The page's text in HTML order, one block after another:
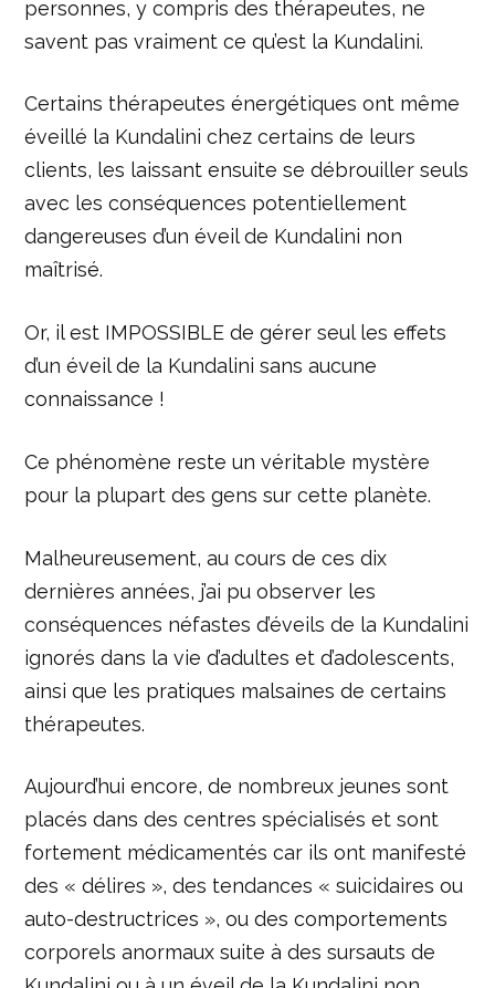
personnes, y compris des thérapeutes, ne
savent pas vraiment ce qu’est la Kundalini.
Certains thérapeutes énergétiques ont même
éveillé la Kundalini chez certains de leurs
clients, les laissant ensuite se débrouiller seuls
avec les conséquences potentiellement
dangereuses d’un éveil de Kundalini non
maîtrisé.
Or, il est IMPOSSIBLE de gérer seul les effets
d’un éveil de la Kundalini sans aucune
connaissance !
Ce phénomène reste un véritable mystère
pour la plupart des gens sur cette planète.
Malheureusement, au cours de ces dix
dernières années, j’ai pu observer les
conséquences néfastes d’éveils de la Kundalini
ignorés dans la vie d’adultes et d’adolescents,
ainsi que les pratiques malsaines de certains
thérapeutes.
Aujourd’hui encore, de nombreux jeunes sont
placés dans des centres spécialisés et sont
fortement médicamentés car ils ont manifesté
des « délires », des tendances « suicidaires ou
auto-destructrices », ou des comportements
corporels anormaux suite à des sursauts de